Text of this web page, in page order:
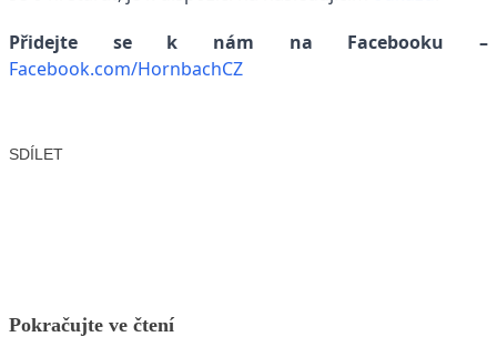
Přidejte se k nám na Facebooku –
Facebook.com/HornbachCZ
SDÍLET
Pokračujte ve čtení